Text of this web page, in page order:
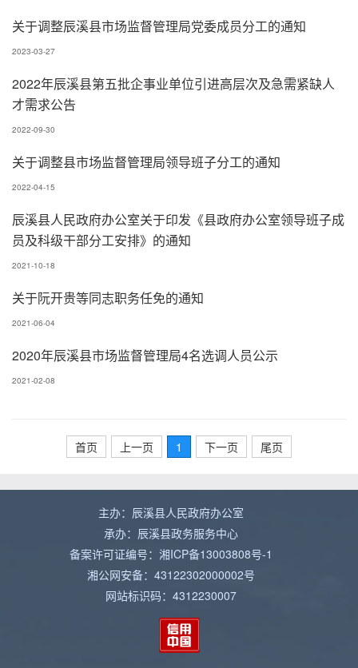
关于调整辰溪县市场监督管理局党委成员分工的通知
2023-03-27
2022年辰溪县第五批企事业单位引进高层次及急需紧缺人
才需求公告
2022-09-30
关于调整县市场监督管理局领导班子分工的通知
2022-04-15
辰溪县人民政府办公室关于印发《县政府办公室领导班子成
员及科级干部分工安排》的通知
2021-10-18
关于阮开贵等同志职务任免的通知
2021-06-04
2020年辰溪县市场监督管理局4名选调人员公示
2021-02-08
首页 上一页 1 下一页 尾页
主办：辰溪县人民政府办公室
承办：辰溪县政务服务中心
备案许可证编号：湘ICP备13003808号-1
湘公网安备：43122302000002号
网站标识码：4312230007